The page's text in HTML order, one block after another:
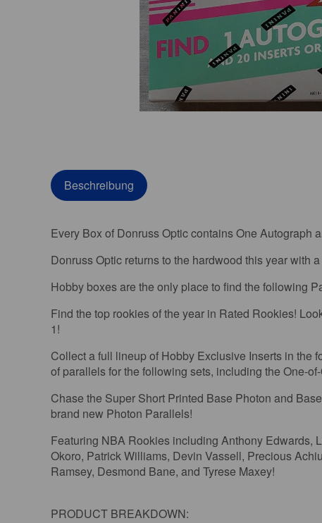
Beschreibung
Every Box of Donruss Optic contains One Autograph
Donruss Optic returns to the hardwood this year with
Hobby boxes are the only place to find the following
Find the top rookies of the year in Rated Rookies!
1!
Collect a full lineup of Hobby Exclusive Inserts in the
of parallels for the following sets, including the One-
Chase the Super Short Printed Base Photon and
brand new Photon Parallels!
Featuring NBA Rookies including Anthony Edwards,
Okoro, Patrick Williams, Devin Vassell, Precious
Ramsey, Desmond Bane, and Tyrese Maxey!
PRODUCT BREAKDOWN: